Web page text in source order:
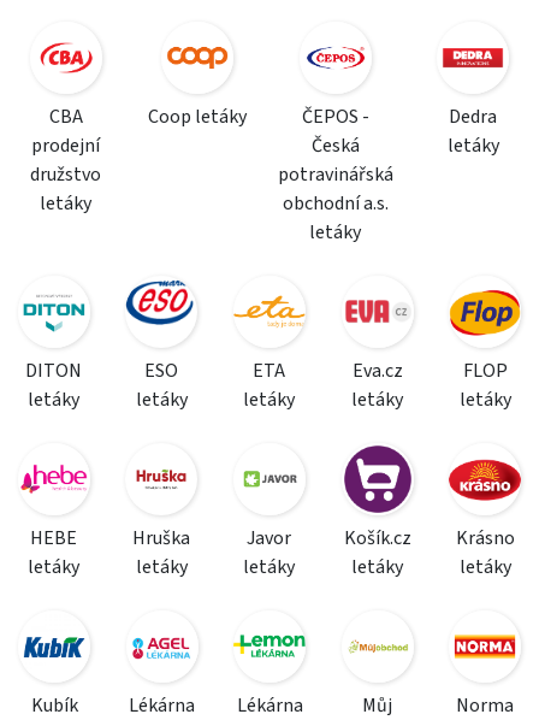
CBA
prodejní
družstvo
letáky
Coop letáky
ČEPOS -
Česká
potravinářská
obchodní a.s.
letáky
Dedra
letáky
DITON
letáky
ESO
letáky
ETA
letáky
Eva.cz
letáky
FLOP
letáky
HEBE
letáky
Hruška
letáky
Javor
letáky
Košík.cz
letáky
Krásno
letáky
Kubík
Lékárna
Lékárna
Můj
Norma